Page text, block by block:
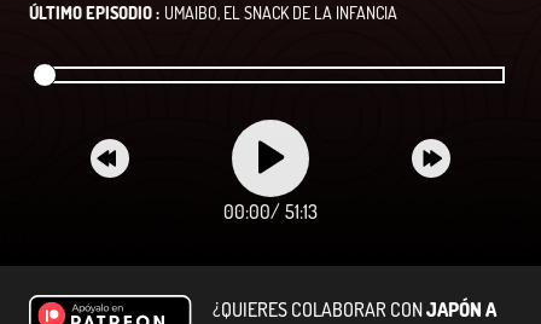
ÚLTIMO EPISODIO : UMAIBO, EL SNACK DE LA INFANCIA
00:00/ 51:13
¿QUIERES COLABORAR CONJAPÓN A